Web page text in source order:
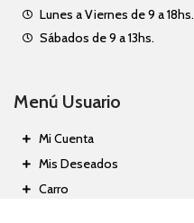
Lunes a Viernes de 9 a 18hs.
Sábados de 9 a 13hs.
Menú Usuario
Mi Cuenta
Mis Deseados
Carro